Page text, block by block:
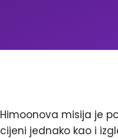
Himoonova misija je
cijeni jednako kao i